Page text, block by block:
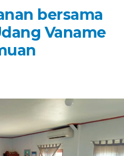
bersama
Vaname